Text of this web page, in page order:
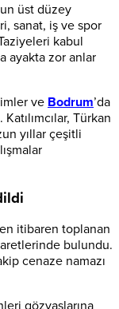
üst düzey
sanat, iş ve spor
kabul
ayakta zor anlar
ve Bodrum’da
Türkan
yıllar çeşitli
itibaren toplanan
bulundu.
cenaze namazı